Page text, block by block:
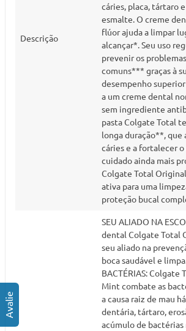
Descrição
cáries, placa, tártaro
esmalte. O creme
flúor ajuda a limpar
alcançar*. Seu uso
prevenir os
comuns*** graças à
desempenho
a um creme dental
sem ingrediente
pasta Colgate Total
longa duração**, que
cáries e a fortalecer
cuidado ainda mais
Colgate Total
ativa para uma
proteção bucal
SEU ALIADO NA
dental Colgate Total
seu aliado na
boca saudável e
BACTÉRIAS: Colgate
Mint combate as
a causa raiz de mau
dentária, tártaro,
acúmulo de bactérias